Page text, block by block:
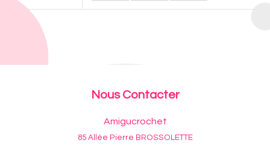
Nous Contacter
Amigucrochet
85 Allée Pierre BROSSOLETTE